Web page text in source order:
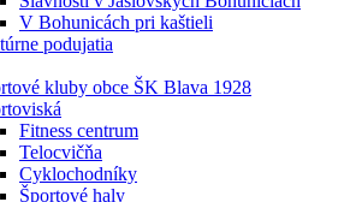
V Bohunicách pri kaštieli
podujatia
kluby obce ŠK Blava 1928
Fitness centrum
Telocvičňa
Cyklochodníky
Športové haly